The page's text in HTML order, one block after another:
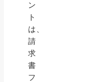
ン
ト
は、
請
求
書
フ